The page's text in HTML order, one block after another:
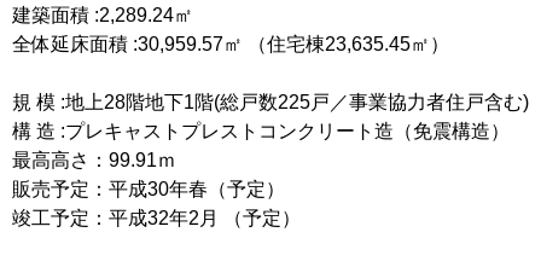
建築面積 :2,289.24㎡
全体延床面積 :30,959.57㎡ （住宅棟23,635.45㎡）
規 模 :地上28階地下1階(総戸数225戸／事業協力者住戸含む)
構 造 :プレキャストプレストコンクリート造（免震構造）
最高高さ：99.91ｍ
販売予定：平成30年春（予定）
竣工予定：平成32年2月 （予定）